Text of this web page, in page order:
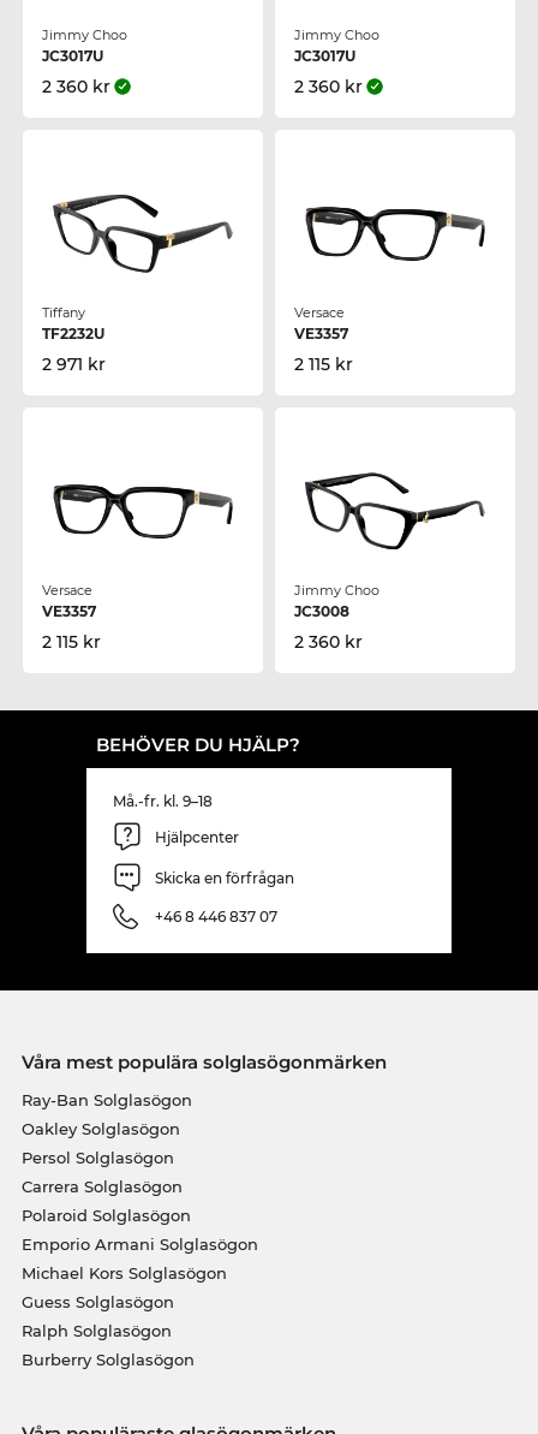
Jimmy Choo
JC3017U
2 360 kr
Jimmy Choo
JC3017U
2 360 kr
Tiffany
TF2232U
2 971 kr
Versace
VE3357
2 115 kr
Versace
VE3357
2 115 kr
Jimmy Choo
JC3008
2 360 kr
BEHÖVER DU HJÄLP?
Må.-fr. kl. 9–18
Hjälpcenter
Skicka en förfrågan
+46 8 446 837 07
Våra mest populära solglasögonmärken
Ray-Ban Solglasögon
Oakley Solglasögon
Persol Solglasögon
Carrera Solglasögon
Polaroid Solglasögon
Emporio Armani Solglasögon
Michael Kors Solglasögon
Guess Solglasögon
Ralph Solglasögon
Burberry Solglasögon